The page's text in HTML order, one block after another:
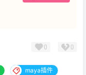
0 0
maya插件